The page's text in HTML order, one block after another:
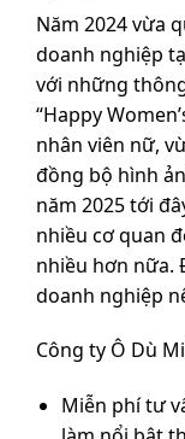
Năm 2024 vừa
doanh nghiệp
với những
“Happy
nhân viên nữ,
đồng bộ hình
năm 2025 tới
nhiều cơ quan
nhiều hơn nữa.
doanh nghiệp
Công ty Ô Dù
Miễn phí tư